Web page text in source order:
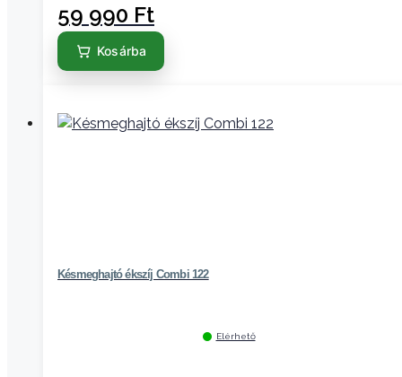
59 990 Ft
Kosárba
Késmeghajtó ékszíj Combi 122
Elérhető